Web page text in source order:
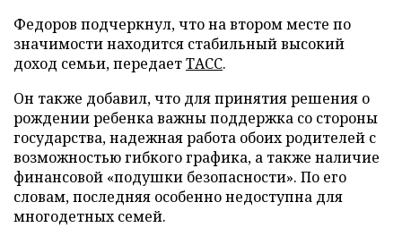
Федоров подчеркнул, что на втором месте по
значимости находится стабильный высокий
доход семьи, передаетТАСС.
Он также добавил, что для принятия решения о
рождении ребенка важны поддержка со стороны
государства, надежная работа обоих родителей с
возможностью гибкого графика, а также наличие
финансовой «подушки безопасности». По его
словам, последняя особенно недоступна для
многодетных семей.